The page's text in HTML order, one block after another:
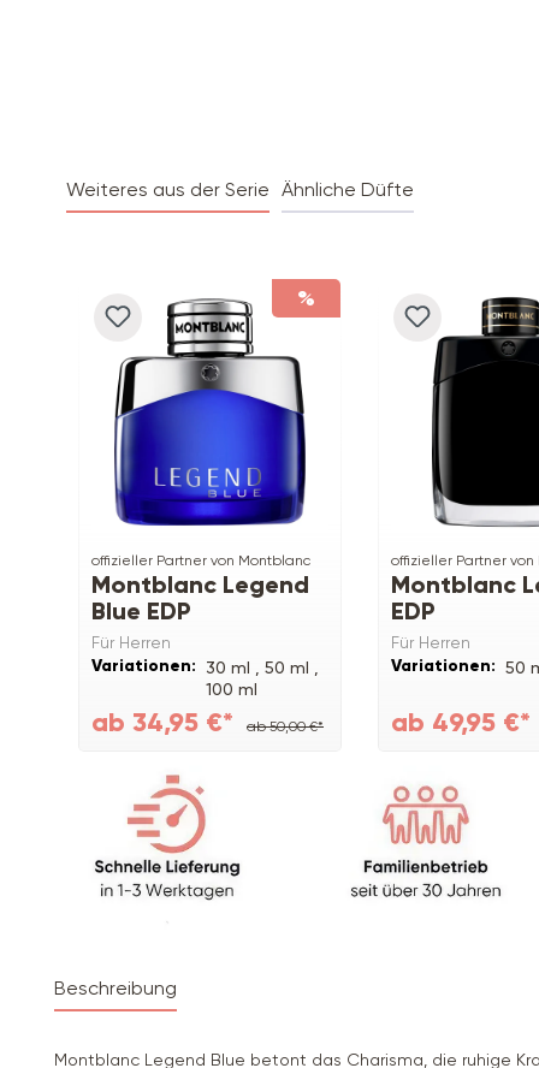
Weiteres aus der Serie Ähnliche Düfte
%
offizieller Partner von Montblanc
Montblanc Legend
Blue EDP
Für Herren
Variationen: 30 ml , 50 ml ,
100 ml
ab 34,95 €* ab 50,00 €*
offizieller Partner von
Montblanc
EDP
Für Herren
Variationen: 50
ab 49,95 €*
Beschreibung
Montblanc Legend Blue betont das Charisma, die ruhige